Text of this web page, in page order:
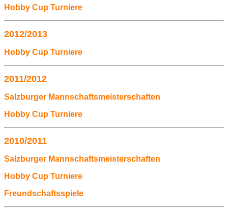
Hobby Cup Turniere
2012/2013
Hobby Cup Turniere
2011/2012
Salzburger Mannschaftsmeisterschaften
Hobby Cup Turniere
2010/2011
Salzburger Mannschaftsmeisterschaften
Hobby Cup Turniere
Freundschaftsspiele